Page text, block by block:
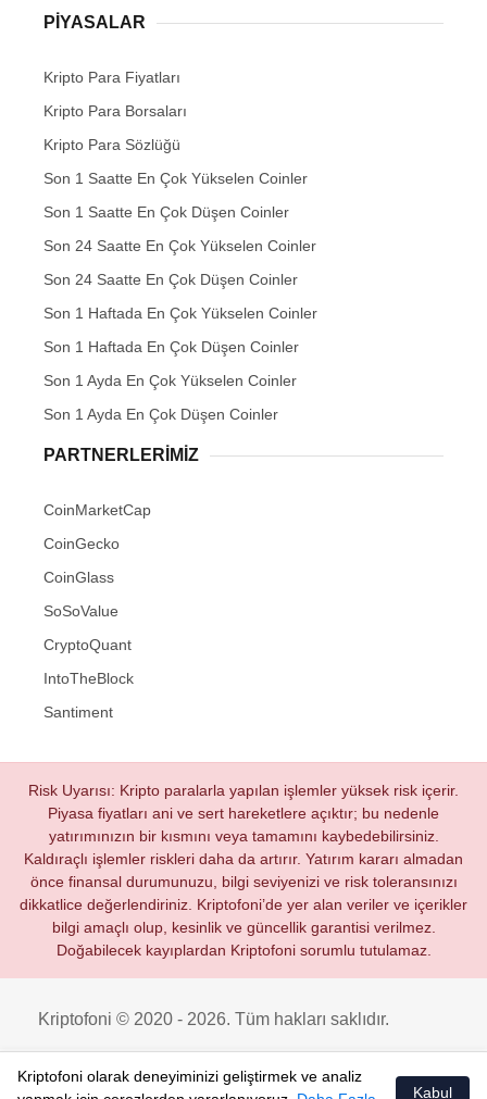
PIYASALAR
Kripto Para Fiyatları
Kripto Para Borsaları
Kripto Para Sözlüğü
Son 1 Saatte En Çok Yükselen Coinler
Son 1 Saatte En Çok Düşen Coinler
Son 24 Saatte En Çok Yükselen Coinler
Son 24 Saatte En Çok Düşen Coinler
Son 1 Haftada En Çok Yükselen Coinler
Son 1 Haftada En Çok Düşen Coinler
Son 1 Ayda En Çok Yükselen Coinler
Son 1 Ayda En Çok Düşen Coinler
PARTNERLERIMIZ
CoinMarketCap
CoinGecko
CoinGlass
SoSoValue
CryptoQuant
IntoTheBlock
Santiment
Risk Uyarısı: Kripto paralarla yapılan işlemler yüksek risk içerir.
Piyasa fiyatları ani ve sert hareketlere açıktır; bu nedenle
yatırımınızın bir kısmını veya tamamını kaybedebilirsiniz.
Kaldıraçlı işlemler riskleri daha da artırır. Yatırım kararı almadan
önce finansal durumunuzu, bilgi seviyenizi ve risk toleransınızı
dikkatlice değerlendiriniz. Kriptofoni’de yer alan veriler ve içerikler
bilgi amaçlı olup, kesinlik ve güncellik garantisi verilmez.
Doğabilecek kayıplardan Kriptofoni sorumlu tutulamaz.
Kriptofoni © 2020 - 2026. Tüm hakları saklıdır.
Kriptofoni olarak deneyiminizi geliştirmek ve analiz
Kabul